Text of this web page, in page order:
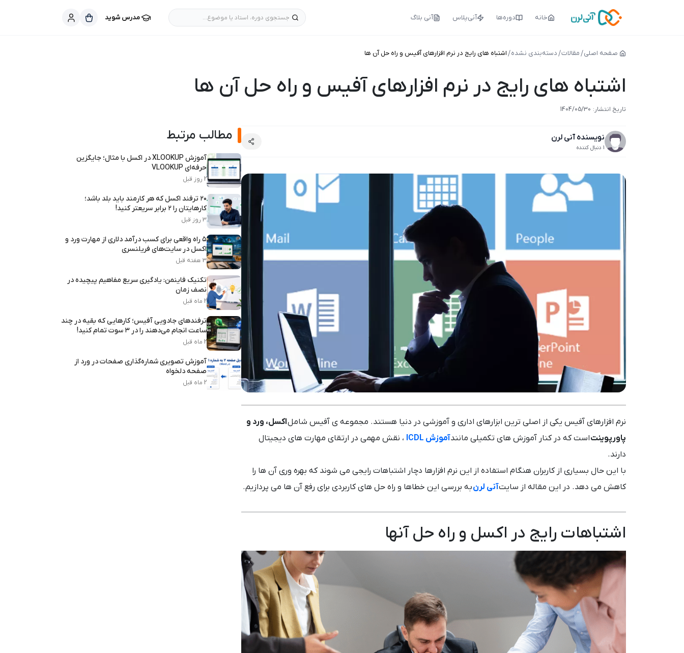
خانه دوره‌ها آنی‌پلاس آنی بلاگ جستجوی دوره، استاد یا موضوع... مدرس شوید
صفحه اصلی مقالات دسته‌بندی نشده اشتباه های رایج در نرم افزارهای آفیس و راه حل آن ها
اشتباه های رایج در نرم افزارهای آفیس و راه حل آن ها
تاریخ انتشار: 1404/05/20
1404/05/30
نویسنده آنی لرن
1 دنبال کننده
نرم افزارهای آفیس یکی از اصلی ترین ابزارهای اداری و آموزشی در دنیا هستند. مجموعه ی آفیس شاملاکسل، ورد و
پاورپوینتاست که در کنار آموزش های تکمیلی مانندآموزش ICDL
، نقش مهمی در ارتقای مهارت های دیجیتال
دارند.
با این حال بسیاری از کاربران هنگام استفاده از این نرم افزارها دچار اشتباهات رایجی می شوند که بهره وری آن ها را
کاهش می دهد. در این مقاله از سایتآنی لرنبه بررسی این خطاها و راه حل های کاربردی برای رفع آن ها می پردازیم.
اشتباهات رایج در اکسل و راه حل آنها
مطالب مرتبط
آموزش XLOOKUP در اکسل با مثال؛ جایگزین
حرفه‌ای VLOOKUP
2 روز قبل
۲۰ ترفند اکسل که هر کارمند باید بلد باشد؛
کارهایتان را ۲ برابر سریعتر کنید!
3 روز قبل
۵ راه واقعی برای کسب درآمد دلاری از مهارت ورد و
اکسل در سایت‌های فریلنسری
3 هفته قبل
تکنیک فاینمن: یادگیری سریع مفاهیم پیچیده در
نصف زمان
2 ماه قبل
ترفندهای جادویی آفیس؛ کارهایی که بقیه در چند
ساعت انجام می‌دهند را در ۳ سوت تمام کنید!
2 ماه قبل
آموزش تصویری شماره‌گذاری صفحات در ورد از
صفحه دلخواه
2 ماه قبل